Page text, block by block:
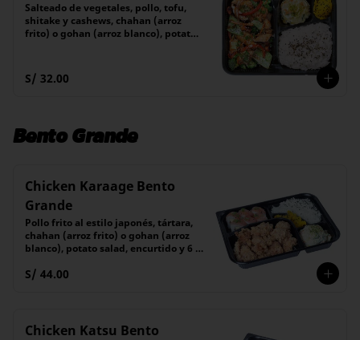
Salteado de vegetales, pollo, tofu,
shitake y cashews, chahan (arroz
frito) o gohan (arroz blanco), potato
S/ 32.00
Bento Grande
Chicken Karaage Bento
Grande
Pollo frito al estilo japonés, tártara,
chahan (arroz frito) o gohan (arroz
blanco), potato salad, encurtido y 6
S/ 44.00
Chicken Katsu Bento